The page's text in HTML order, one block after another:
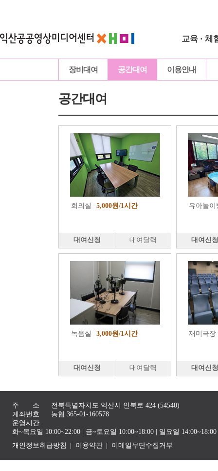
교육 · 체
장비대여 공간대여 이용안내
공간대여
회의실 5,000원/1시간
대여신청 대여달력
유아놀이
대여신청
녹음실 3,000원/1시간
대여신청 대여달력
재미극장
대여신청
주 소
전북특별자치도 익산시 인북로 424 (54540)
계좌번호
농협 365-01-160578
운영시간
화~목요일 10:00~22:00 | 금~토요일 10:00~18:00 | 일요일
개인정보취급방침
이용약관 이메일무단수집거부